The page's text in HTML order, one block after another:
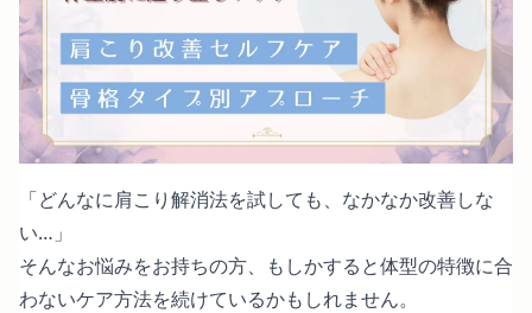
「どんなに肩こり解消法を試しても、なかなか改善しな
い…」
そんなお悩みをお持ちの方、もしかすると体型の特徴に合
わないケア方法を続けているかもしれません。